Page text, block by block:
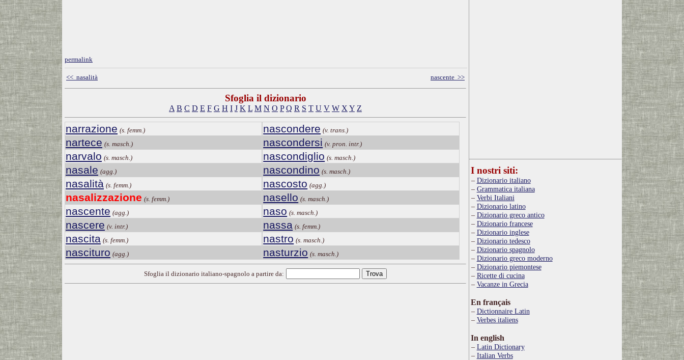
permalink
<< nasalità nascente >>
Sfoglia il dizionario
A B C D E F G H I J K L M N O P Q R S T U V W X Y Z
narrazione (s. femm.)
nartece (s. masch.)
narvalo (s. masch.)
nasale (agg.)
nasalità (s. femm.)
nasalizzazione (s. femm.)
nascente (agg.)
nascere (v. intr.)
nascita (s. femm.)
nascituro (agg.)
nascondere (v. trans.)
nascondersi (v. pron. intr.)
nascondiglio (s. masch.)
nascondino (s. masch.)
nascosto (agg.)
nasello (s. masch.)
naso (s. masch.)
nassa (s. femm.)
nastro (s. masch.)
nasturzio (s. masch.)
Sfoglia il dizionario italiano-spagnolo a partire da:
I nostri siti:
Dizionario italiano
Grammatica italiana
Verbi Italiani
Dizionario latino
Dizionario greco antico
Dizionario francese
Dizionario inglese
Dizionario tedesco
Dizionario spagnolo
Dizionario greco moderno
Dizionario piemontese
Ricette di cucina
Vacanze in Grecia
En français
Dictionnaire Latin
Verbes italiens
In english
Latin Dictionary
Italian Verbs